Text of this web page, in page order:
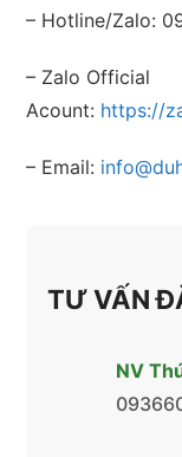
– Hotline/Zalo:
– Zalo Official
Acount: https://
– Email:
TƯ VẤN
NV